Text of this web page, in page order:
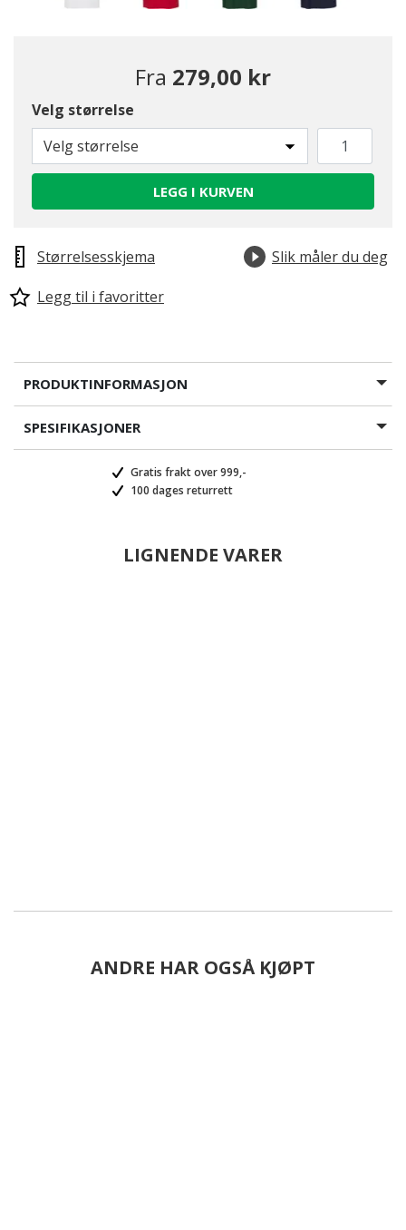
valgte
Fra 279,00 kr
Velg størrelse
Velg størrelse
LEGG I KURVEN
Størrelsesskjema
Slik måler du deg
Legg til i favoritter
PRODUKTINFORMASJON
SPESIFIKASJONER
Gratis frakt over 999,-
100 dages returrett
LIGNENDE VARER
ANDRE HAR OGSÅ KJØPT